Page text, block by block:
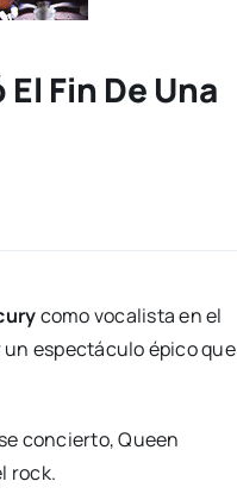
Fin De Una
como vocalista en el
un espectáculo épico que
concierto, Queen
rock.